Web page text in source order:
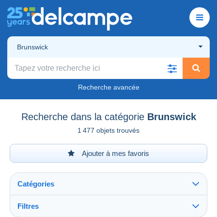
Brunswick
Recherche avancée
Recherche dans la catégorie Brunswick
1 477 objets trouvés
Ajouter à mes favoris
Catégories
Filtres